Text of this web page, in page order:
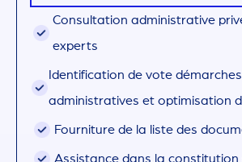
Consultation administrative
experts
Identification de vote démarches
administratives et optimisation
Fourniture de la liste des
Assistance dans la constitution